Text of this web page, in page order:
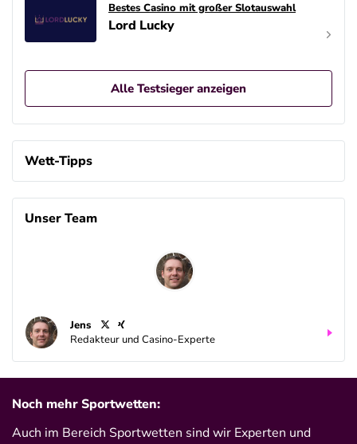
Bestes Casino mit großer Slotauswahl
Lord Lucky
Alle Testsieger anzeigen
Wett-Tipps
Unser Team
Jens
Redakteur und Casino-Experte
Noch mehr Sportwetten:
Auch im Bereich Sportwetten sind wir Experten und